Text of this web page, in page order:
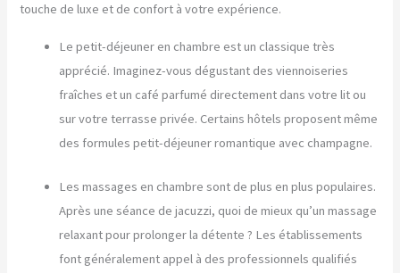
touche de luxe et de confort à votre expérience.
Le petit-déjeuner en chambre est un classique très
apprécié. Imaginez-vous dégustant des viennoiseries
fraîches et un café parfumé directement dans votre lit ou
sur votre terrasse privée. Certains hôtels proposent même
des formules petit-déjeuner romantique avec champagne.
Les massages en chambre sont de plus en plus populaires.
Après une séance de jacuzzi, quoi de mieux qu’un massage
relaxant pour prolonger la détente ? Les établissements
font généralement appel à des professionnels qualifiés